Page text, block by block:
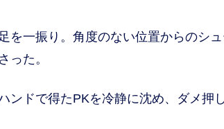
を一振り。角度のない位置からのシ
った。
ンドで得たPKを冷静に沈め、ダメ押